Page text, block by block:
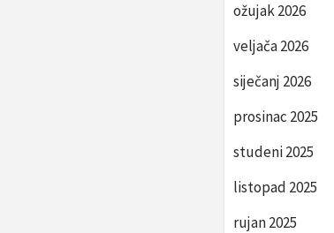
ožujak 2026
veljača 2026
siječanj 2026
prosinac 2025
studeni 2025
listopad 2025
rujan 2025